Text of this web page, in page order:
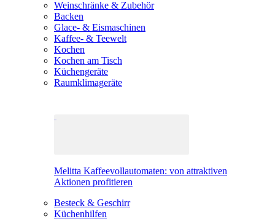
Weinschränke & Zubehör
Backen
Glace- & Eismaschinen
Kaffee- & Teewelt
Kochen
Kochen am Tisch
Küchengeräte
Raumklimageräte
Melitta Kaffeevollautomaten: von attraktiven
Aktionen profitieren
Besteck & Geschirr
Küchenhilfen